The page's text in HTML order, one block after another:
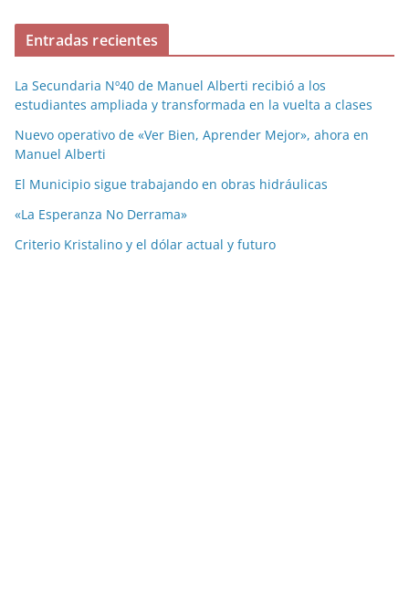
Entradas recientes
La Secundaria Nº40 de Manuel Alberti recibió a los
estudiantes ampliada y transformada en la vuelta a clases
Nuevo operativo de «Ver Bien, Aprender Mejor», ahora en
Manuel Alberti
El Municipio sigue trabajando en obras hidráulicas
«La Esperanza No Derrama»
Criterio Kristalino y el dólar actual y futuro